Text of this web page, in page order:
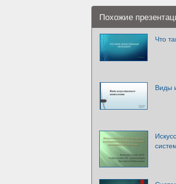
Похожие
Что
Виды